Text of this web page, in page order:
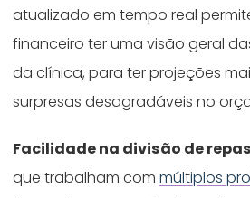
atualizado em tempo real
financeiro ter uma visão geral
da clínica, para ter projeções
surpresas desagradáveis no
Facilidade na divisão de
que trabalham commúltiplos